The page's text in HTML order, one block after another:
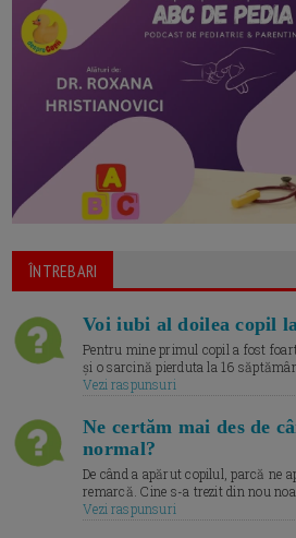
ÎNTREBARI
Voi iubi al doilea copil
Pentru mine primul copil a fost
și o sarcină pierduta la 16
Vezi raspunsuri
Ne certăm mai des de
normal?
De când a apărut copilul, parcă ne
remarcă. Cine s-a trezit din nou
Vezi raspunsuri